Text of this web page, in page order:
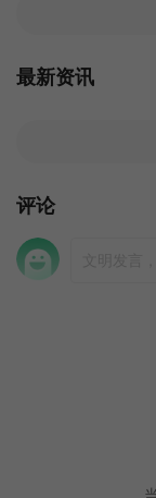
最新资讯
评论